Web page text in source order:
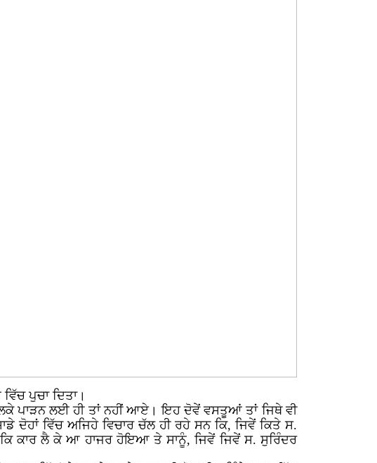
ਪੁਚਾ ਦਿਤਾ।
ਪਾੜਨ ਲਈ ਹੀ ਤਾਂ ਨਹੀਂ ਆਏ। ਇਹ ਦੋਵੇਂ ਵਸਤੂਆਂ ਤਾਂ ਜਿਥੇ ਵੀ
ਵਿੱਚ ਅਜਿਹੇ ਵਿਚਾਰ ਚੱਲ ਹੀ ਰਹੇ ਸਨ ਕਿ, ਜਿਵੇਂ ਕਿਤੇ ਸ.
ਕਾਰ ਲੈ ਕੇ ਆ ਹਾਜਰ ਹੋਇਆ ਤੇ ਸਾਨੂੰ, ਜਿਵੇਂ ਜਿਵੇਂ ਸ. ਸੁਰਿੰਦਰ